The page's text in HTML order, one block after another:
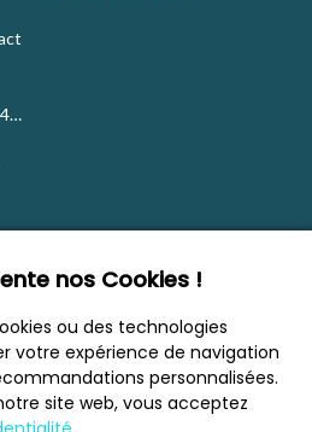
nos Cookies !
ou des technologies
votre expérience de navigation
personnalisées.
site web, vous acceptez